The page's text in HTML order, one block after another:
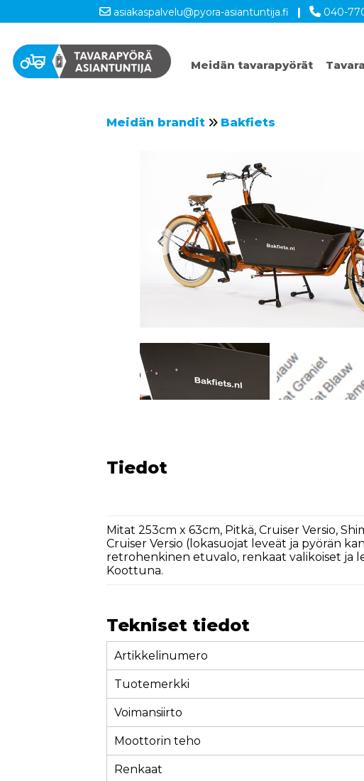
asiakaspalvelu@pyora-asiantuntija.fi | 040-
Meidän tavarapyörät
Meidän brandit Bakfiets
Tiedot
Mitat 253cm x 63cm, Pitkä, Cruiser Versio,
Cruiser Versio (lokasuojat leveät ja pyörän
retrohenkinen etuvalo, renkaat valikoiset ja
Koottuna.
Tekniset tiedot
Artikkelinumero
Tuotemerkki
Voimansiirto
Moottorin teho
Renkaat